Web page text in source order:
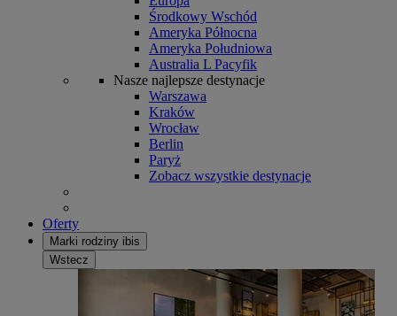
Środkowy Wschód
Ameryka Północna
Ameryka Południowa
Australia L Pacyfik
Nasze najlepsze destynacje
Warszawa
Kraków
Wrocław
Berlin
Paryż
Zobacz wszystkie destynacje
Oferty
Marki rodziny ibis
Wstecz